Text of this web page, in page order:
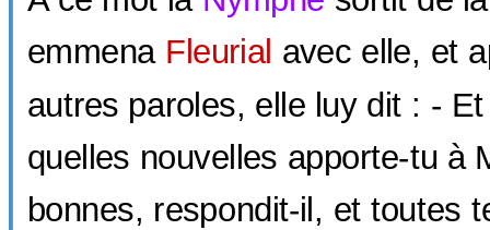
emmena Fleurial avec elle, et
autres paroles, elle luy dit : -
quelles nouvelles apporte-tu à
bonnes, respondit-il, et toutes